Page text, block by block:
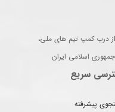
از درب کمپ تیم های ملی،
اسلامی ایران
سریع
پیشرفته